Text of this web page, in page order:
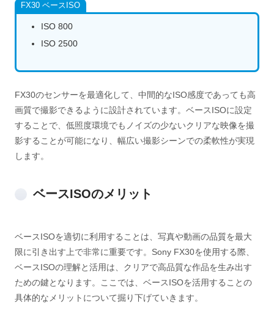
FX30 ベースISO
ISO 800
ISO 2500
FX30のセンサーを最適化して、中間的なISO感度であっても高
画質で撮影できるように設計されています。ベースISOに設定
することで、低照度環境でもノイズの少ないクリアな映像を撮
影することが可能になり、幅広い撮影シーンでの柔軟性が実現
します。
ベースISOのメリット
ベースISOを適切に利用することは、写真や動画の品質を最大
限に引き出す上で非常に重要です。Sony FX30を使用する際、
ベースISOの理解と活用は、クリアで高品質な作品を生み出す
ための鍵となります。ここでは、ベースISOを活用することの
具体的なメリットについて掘り下げていきます。